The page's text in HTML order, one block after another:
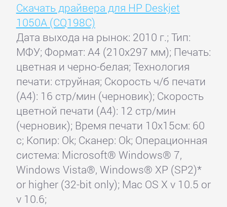
Скачать драйвера для HP Deskjet
1050A (CQ198C)
Дата выхода на рынок: 2010 г.; Тип:
МФУ; Формат: A4 (210x297 мм); Печать:
цветная и черно-белая; Технология
печати: струйная; Скорость ч/б печати
(А4): 16 стр/мин (черновик); Скорость
цветной печати (А4): 12 стр/мин
(черновик); Время печати 10x15см: 60
с; Копир: Ok; Сканер: Ok; Операционная
система: Microsoft® Windows® 7,
Windows Vista®, Windows® XP (SP2)*
or higher (32-bit only); Mac OS X v 10.5 or
v 10.6;